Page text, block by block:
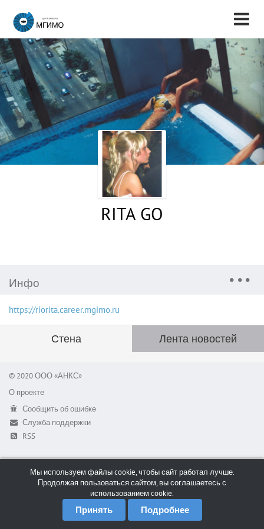
RITA GO
Инфо
https://riorita.career.mgimo.ru
Стена Лента новостей
© 2020 ООО «АНКС»
О проекте
Сообщить об ошибке
Служба поддержки
RSS
Мы используем файлы cookie, чтобы сайт работал лучше.
Продолжая пользоваться сайтом, вы соглашаетесь с
использованием cookie.
Принять Подробнее